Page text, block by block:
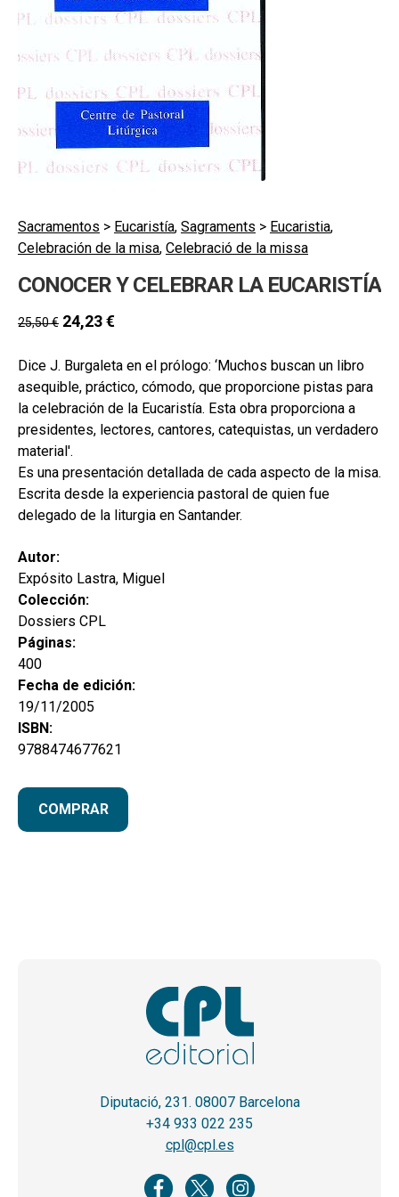
EL MEU COMPTE
CERCAR
CAT
ESP
Sacramentos > Eucaristía, Sagraments > Eucaristia,
Celebración de la misa, Celebració de la missa
CONOCER Y CELEBRAR LA EUCARISTÍA
25,50€ 24,23€
Dice J. Burgaleta en el prólogo: ‘Muchos buscan un libro
asequible, práctico, cómodo, que proporcione pistas para
la celebración de la Eucaristía. Esta obra proporciona a
presidentes, lectores, cantores, catequistas, un verdadero
material'.
Es una presentación detallada de cada aspecto de la misa.
Escrita desde la experiencia pastoral de quien fue
delegado de la liturgia en Santander.
Autor:
Expósito Lastra, Miguel
Colección:
Dossiers CPL
Páginas:
400
Fecha de edición:
19/11/2005
ISBN:
9788474677621
COMPRAR
Diputació, 231. 08007 Barcelona
+34 933 022 235
cpl@cpl.es